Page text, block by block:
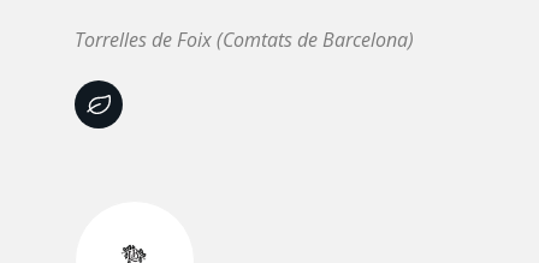
Torrelles de Foix (Comtats de Barcelona)